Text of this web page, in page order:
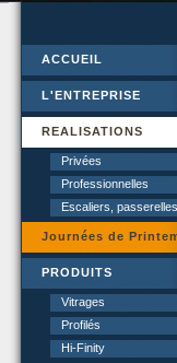
ACCUEIL
L'ENTREPRISE
REALISATIONS
Privées
Professionnelles
Escaliers, passerelles
Journées de
PRODUITS
Vitrages
Profilés
Hi-Finity